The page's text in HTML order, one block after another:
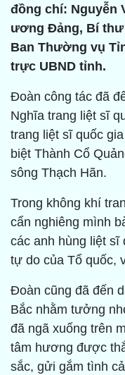
đồng chí: Nguyễn
ương Đảng, Bí thư
Ban Thường vụ
trực UBND tỉnh.
Đoàn công tác đã
Nghĩa trang liệt sĩ
trang liệt sĩ quốc
biệt Thành Cổ
sông Thạch Hãn.
Trong không khí
cẩn nghiêng mình
các anh hùng liệt sĩ
tự do của Tổ quốc,
Đoàn cũng đã đến
Bắc nhằm tưởng
đã ngã xuống trên
tâm hương được
sắc, gửi gắm tình